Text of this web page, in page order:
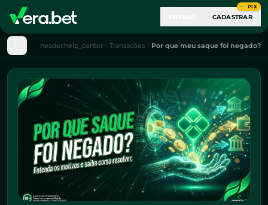
CADASTRAR
PIX
header.help_center Transações Por que meu saque foi negado?